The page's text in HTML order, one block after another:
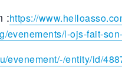
:https://
evenements/l-ojs-fait-
evenement/-/entity/id/